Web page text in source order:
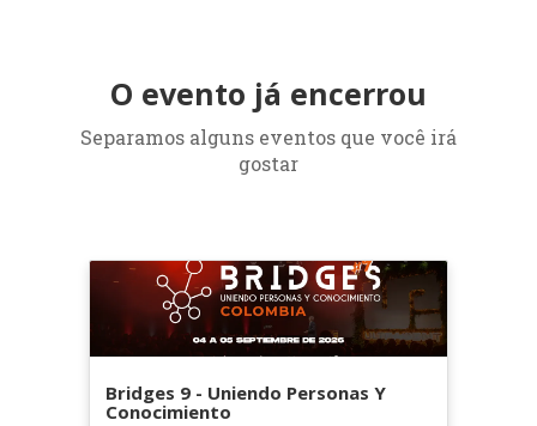
O evento já encerrou
Separamos alguns eventos que você irá
gostar
Bridges 9 - Uniendo Personas Y
Conocimiento